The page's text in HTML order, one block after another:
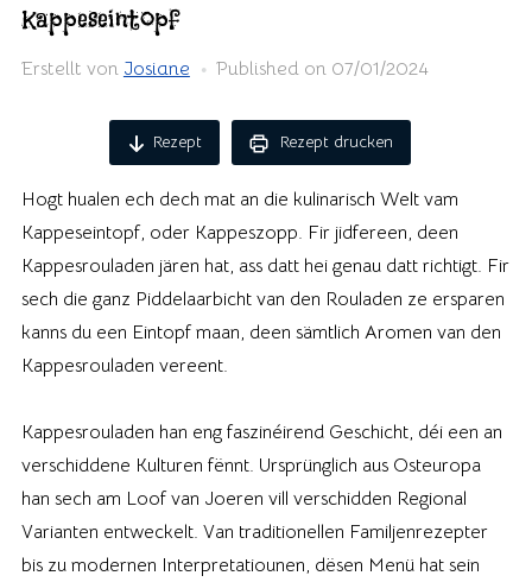
Kappeseintopf
Erstellt von Josiane Published on 07/01/2024
Rezept Rezept drucken
Hogt hualen ech dech mat an die kulinarisch Welt vam
Kappeseintopf, oder Kappeszopp. Fir jidfereen, deen
Kappesrouladen jären hat, ass datt hei genau datt richtigt. Fir
sech die ganz Piddelaarbicht van den Rouladen ze ersparen
kanns du een Eintopf maan, deen sämtlich Aromen van den
Kappesrouladen vereent.
Kappesrouladen han eng faszinéirend Geschicht, déi een an
verschiddene Kulturen fënnt. Ursprünglich aus Osteuropa
han sech am Loof van Joeren vill verschidden Regional
Varianten entweckelt. Van traditionellen Familjenrezepter
bis zu modernen Interpretatiounen, dësen Menü hat sein